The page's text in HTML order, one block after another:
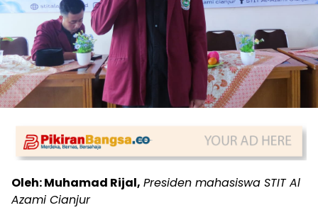
Oleh: Muhamad Rijal, Presiden mahasiswa STIT Al
Azami Cianjur